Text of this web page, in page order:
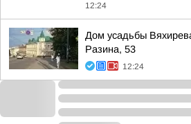
12:24
Дом усадьбы
Разина, 53
12:24